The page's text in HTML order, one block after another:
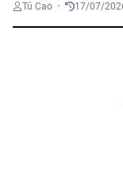
Tú Cao • 17/07/